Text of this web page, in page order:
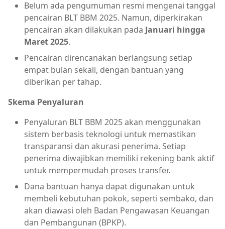
Belum ada pengumuman resmi mengenai tanggal
pencairan BLT BBM 2025. Namun, diperkirakan
pencairan akan dilakukan pada Januari hingga
Maret 2025.
Pencairan direncanakan berlangsung setiap
empat bulan sekali, dengan bantuan yang
diberikan per tahap.
Skema Penyaluran
Penyaluran BLT BBM 2025 akan menggunakan
sistem berbasis teknologi untuk memastikan
transparansi dan akurasi penerima. Setiap
penerima diwajibkan memiliki rekening bank aktif
untuk mempermudah proses transfer.
Dana bantuan hanya dapat digunakan untuk
membeli kebutuhan pokok, seperti sembako, dan
akan diawasi oleh Badan Pengawasan Keuangan
dan Pembangunan (BPKP).